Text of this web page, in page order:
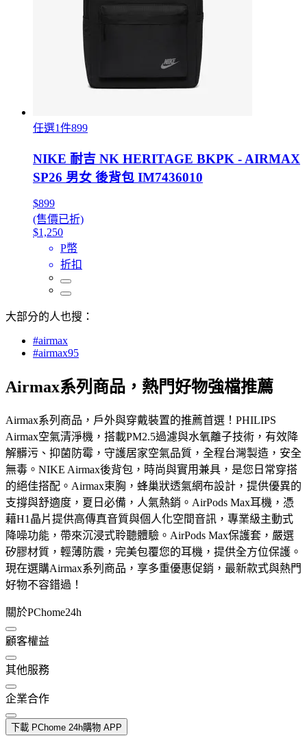
任選1件899
NIKE 耐吉 NK HERITAGE BKPK - AIRMAX
SP26 男女 後背包 IM7436010
$899
(售價已折)
$1,250
P幣
折扣
大部分的人也搜：
#airmax
#airmax95
Airmax系列商品，熱門好物強檔推薦
Airmax系列商品，戶外與穿戴裝置的推薦首選！PHILIPS
Airmax空氣清淨機，搭載PM2.5過濾與水氧離子技術，有效降
解髒污、抑菌防霉，守護居家空氣品質，全程台灣製造，安全
無毒。NIKE Airmax後背包，時尚與實用兼具，是您日常穿搭
的絕佳搭配。Airmax束胸，蜂巢狀透氣網布設計，提供優異的
支撐與舒適度，夏日必備，人氣熱銷。AirPods Max耳機，憑
藉H1晶片提供高傳真音質與個人化空間音訊，專業級主動式
降噪功能，帶來沉浸式聆聽體驗。AirPods Max保護套，嚴選
矽膠材質，輕薄防震，完美包覆您的耳機，提供全方位保護。
現在選購Airmax系列商品，享多重優惠促銷，最新款式與熱門
好物不容錯過！
關於PChome24h
顧客權益
其他服務
企業合作
下載 PChome 24h購物 APP